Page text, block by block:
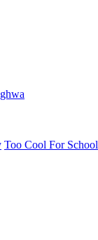
Too Cool For School